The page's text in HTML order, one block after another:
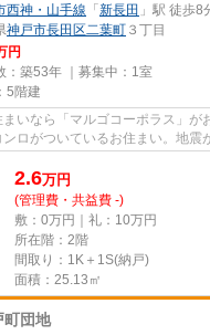
西神・山手線 「 新長田 」駅 徒歩8
神戸市長田区二葉町 ３丁目
円
：築53年 ｜募集中： 1室
5階建
いなら「マルゴコーポラス」が
ロがついているお住まい。地震
ご...
2.6万円
(管理費・共益費 -)
敷：0万円｜礼：10万円
所在階：2階
間取り：1K＋1S(納戸)
面積：25.13㎡
町団地